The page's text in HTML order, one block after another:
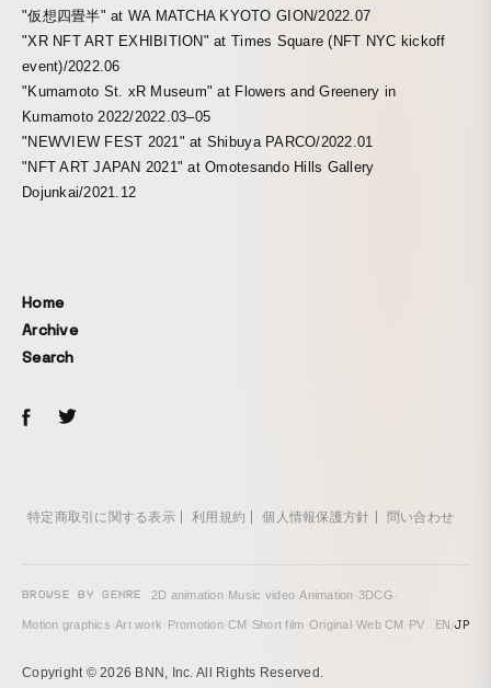
"仮想四畳半" at WA MATCHA KYOTO GION/2022.07
"XR NFT ART EXHIBITION" at Times Square (NFT NYC kickoff
event)/2022.06
"Kumamoto St. xR Museum" at Flowers and Greenery in
Kumamoto 2022/2022.03–05
"NEWVIEW FEST 2021" at Shibuya PARCO/2022.01
"NFT ART JAPAN 2021" at Omotesando Hills Gallery
Dojunkai/2021.12
Home
Archive
Search
特定商取引に関する表示 利用規約 個人情報保護方針 問い合わせ
BROWSE BY GENRE 2D animation· Music video·Animation·3DCG·
Motion graphics·Art work· Promotion·CM · Short film·Original·Web CM · PV EN/JP
Copyright © 2026 BNN, Inc. All Rights Reserved.